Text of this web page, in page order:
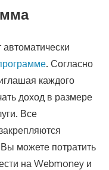
. Согласно
каждого
доход в размере
Все
можете потратить
на Webmoney и